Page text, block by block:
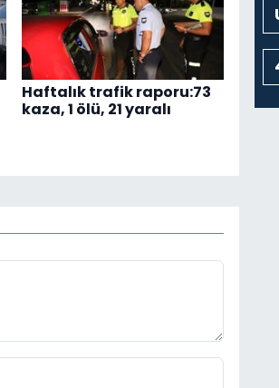
Haftalık trafik raporu:73
kaza, 1 ölü, 21 yaralı